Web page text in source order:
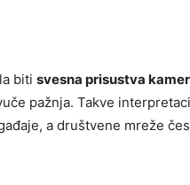
biti svesna prisustva
pažnja. Takve
a društvene mreže